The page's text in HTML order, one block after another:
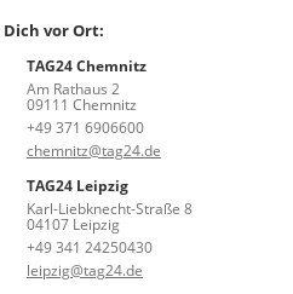
vor Ort:
TAG24 Chemnitz
Am Rathaus 2
09111 Chemnitz
+49 371 6906600
chemnitz@tag24.de
TAG24 Leipzig
Karl-Liebknecht-Straße 8
04107 Leipzig
+49 341 24250430
leipzig@tag24.de